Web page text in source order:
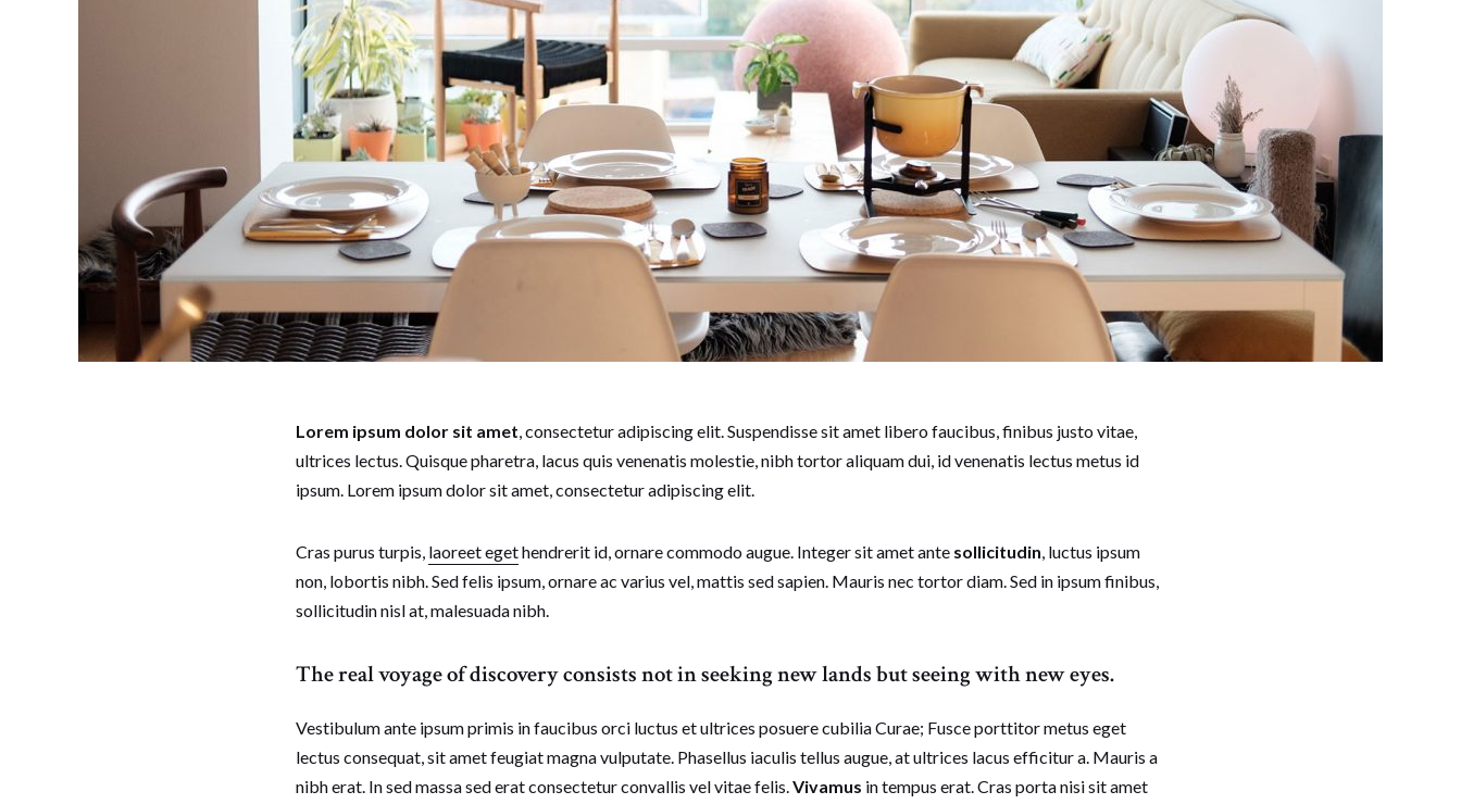
Lorem ipsum dolor sit amet, consectetur adipiscing elit. Suspendisse sit amet libero faucibus, finibus justo vitae,
ultrices lectus. Quisque pharetra, lacus quis venenatis molestie, nibh tortor aliquam dui, id venenatis lectus metus id
ipsum. Lorem ipsum dolor sit amet, consectetur adipiscing elit.
Cras purus turpis, laoreet egethendrerit id, ornare commodo augue. Integer sit amet ante sollicitudin, luctus ipsum
non, lobortis nibh. Sed felis ipsum, ornare ac varius vel, mattis sed sapien. Mauris nec tortor diam. Sed in ipsum finibus,
sollicitudin nisl at, malesuada nibh.
The real voyage of discovery consists not in seeking new lands but seeing with new eyes.
Vestibulum ante ipsum primis in faucibus orci luctus et ultrices posuere cubilia Curae; Fusce porttitor metus eget
lectus consequat, sit amet feugiat magna vulputate. Phasellus iaculis tellus augue, at ultrices lacus efficitur a. Mauris a
nibh erat. In sed massa sed erat consectetur convallis vel vitae felis.Vivamus in tempus erat. Cras porta nisi sit amet